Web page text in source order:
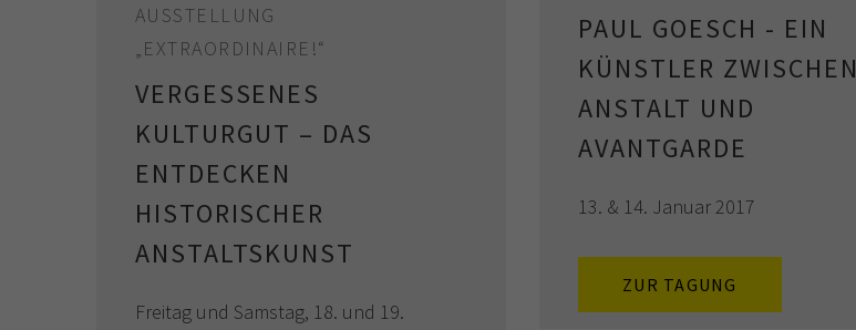
AUSSTELLUNG
„EXTRAORDINAIRE!“
VERGESSENES
KULTURGUT – DAS
ENTDECKEN
HISTORISCHER
ANSTALTSKUNST
Freitag und Samstag, 18. und 19.
PAUL GOESCH - EIN
KÜNSTLER ZWISCHEN
ANSTALT UND
AVANTGARDE
13. & 14. Januar 2017
ZUR TAGUNG